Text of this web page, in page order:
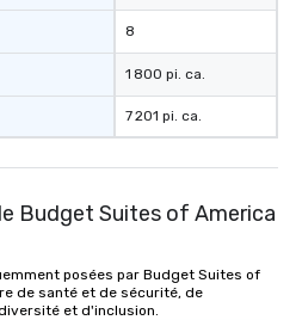
8
1 800 pi. ca.
7 201 pi. ca.
Budget Suites of America
posées par Budget Suites of
de santé et de sécurité, de
et d'inclusion.